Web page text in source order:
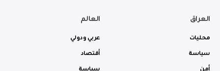
العراق
محليات
سياسة
العالم
عربي ودولي
أقتصاد